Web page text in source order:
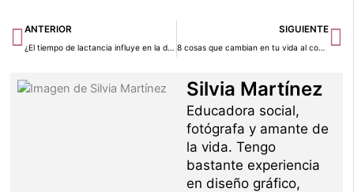
Ant
ANTERIOR
¿El tiempo de lactancia influye en la depresión posparto?
SIGUIENTE
8 cosas que cambian en tu vida al convertirte en mamá
Silvia Martínez
Educadora social,
fotógrafa y amante de
la vida. Tengo
bastante experiencia
en diseño gráfico,